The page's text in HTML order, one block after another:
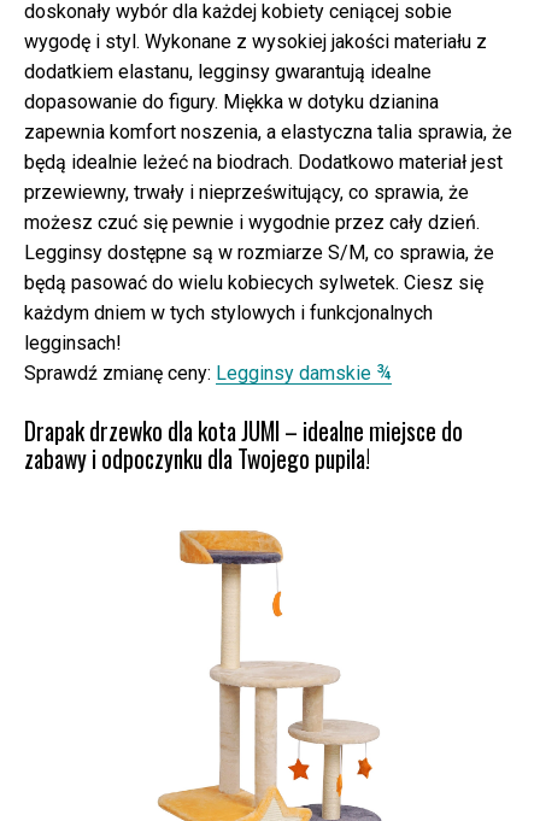
doskonały wybór dla każdej kobiety ceniącej sobie
wygodę i styl. Wykonane z wysokiej jakości materiału z
dodatkiem elastanu, legginsy gwarantują idealne
dopasowanie do figury. Miękka w dotyku dzianina
zapewnia komfort noszenia, a elastyczna talia sprawia, że
będą idealnie leżeć na biodrach. Dodatkowo materiał jest
przewiewny, trwały i nieprześwitujący, co sprawia, że
możesz czuć się pewnie i wygodnie przez cały dzień.
Legginsy dostępne są w rozmiarze S/M, co sprawia, że
będą pasować do wielu kobiecych sylwetek. Ciesz się
każdym dniem w tych stylowych i funkcjonalnych
legginsach!
Sprawdź zmianę ceny: Legginsy damskie ¾
Drapak drzewko dla kota JUMI – idealne miejsce do
zabawy i odpoczynku dla Twojego pupila!